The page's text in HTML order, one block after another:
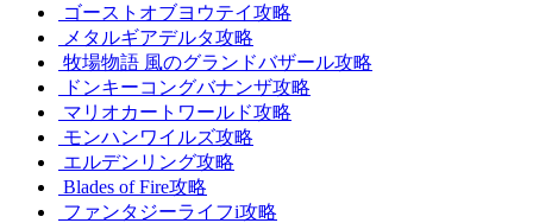
ゴーストオブヨウテイ攻略
メタルギアデルタ攻略
牧場物語 風のグランドバザール攻略
ドンキーコングバナンザ攻略
マリオカートワールド攻略
モンハンワイルズ攻略
エルデンリング攻略
Blades of Fire攻略
ファンタジーライフi攻略